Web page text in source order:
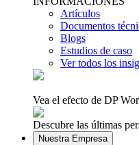
Artículos
Documentos
Blogs
Estudios de caso
Ver todos los
Vea el efecto de DP
Descubre las últimas
Nuestra Empresa